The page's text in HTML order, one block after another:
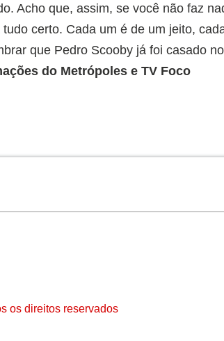
Acho que, assim, se você não faz
certo. Cada um é de um jeito,
que Pedro Scooby já foi casado
do Metrópoles e TV Foco
os direitos reservados